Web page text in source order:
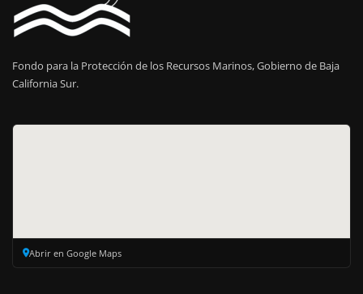
Fondo para la Protección de los Recursos Marinos, Gobierno de Baja
California Sur.
Abrir en Google Maps